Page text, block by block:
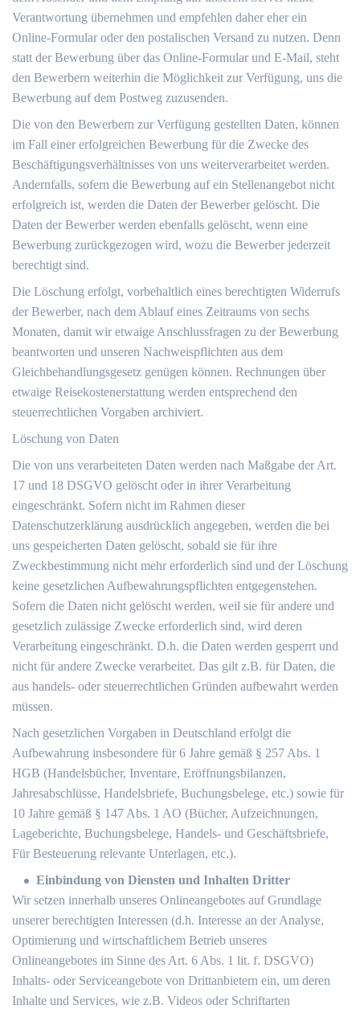
Verantwortung übernehmen und empfehlen daher eher ein
Online-Formular oder den postalischen Versand zu nutzen. Denn
statt der Bewerbung über das Online-Formular und E-Mail, steht
den Bewerbern weiterhin die Möglichkeit zur Verfügung, uns die
Bewerbung auf dem Postweg zuzusenden.
Die von den Bewerbern zur Verfügung gestellten Daten, können
im Fall einer erfolgreichen Bewerbung für die Zwecke des
Beschäftigungsverhältnisses von uns weiterverarbeitet werden.
Andernfalls, sofern die Bewerbung auf ein Stellenangebot nicht
erfolgreich ist, werden die Daten der Bewerber gelöscht. Die
Daten der Bewerber werden ebenfalls gelöscht, wenn eine
Bewerbung zurückgezogen wird, wozu die Bewerber jederzeit
berechtigt sind.
Die Löschung erfolgt, vorbehaltlich eines berechtigten Widerrufs
der Bewerber, nach dem Ablauf eines Zeitraums von sechs
Monaten, damit wir etwaige Anschlussfragen zu der Bewerbung
beantworten und unseren Nachweispflichten aus dem
Gleichbehandlungsgesetz genügen können. Rechnungen über
etwaige Reisekostenerstattung werden entsprechend den
steuerrechtlichen Vorgaben archiviert.
Löschung von Daten
Die von uns verarbeiteten Daten werden nach Maßgabe der Art.
17 und 18 DSGVO gelöscht oder in ihrer Verarbeitung
eingeschränkt. Sofern nicht im Rahmen dieser
Datenschutzerklärung ausdrücklich angegeben, werden die bei
uns gespeicherten Daten gelöscht, sobald sie für ihre
Zweckbestimmung nicht mehr erforderlich sind und der Löschung
keine gesetzlichen Aufbewahrungspflichten entgegenstehen.
Sofern die Daten nicht gelöscht werden, weil sie für andere und
gesetzlich zulässige Zwecke erforderlich sind, wird deren
Verarbeitung eingeschränkt. D.h. die Daten werden gesperrt und
nicht für andere Zwecke verarbeitet. Das gilt z.B. für Daten, die
aus handels- oder steuerrechtlichen Gründen aufbewahrt werden
müssen.
Nach gesetzlichen Vorgaben in Deutschland erfolgt die
Aufbewahrung insbesondere für 6 Jahre gemäß § 257 Abs. 1
HGB (Handelsbücher, Inventare, Eröffnungsbilanzen,
Jahresabschlüsse, Handelsbriefe, Buchungsbelege, etc.) sowie für
10 Jahre gemäß § 147 Abs. 1 AO (Bücher, Aufzeichnungen,
Lageberichte, Buchungsbelege, Handels- und Geschäftsbriefe,
Für Besteuerung relevante Unterlagen, etc.).
Einbindung von Diensten und Inhalten Dritter
Wir setzen innerhalb unseres Onlineangebotes auf Grundlage
unserer berechtigten Interessen (d.h. Interesse an der Analyse,
Optimierung und wirtschaftlichem Betrieb unseres
Onlineangebotes im Sinne des Art. 6 Abs. 1 lit. f. DSGVO)
Inhalts- oder Serviceangebote von Drittanbietern ein, um deren
Inhalte und Services, wie z.B. Videos oder Schriftarten